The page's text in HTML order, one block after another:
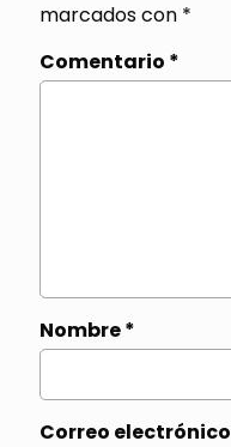
marcados con *
Comentario *
Nombre*
Correo electrónico